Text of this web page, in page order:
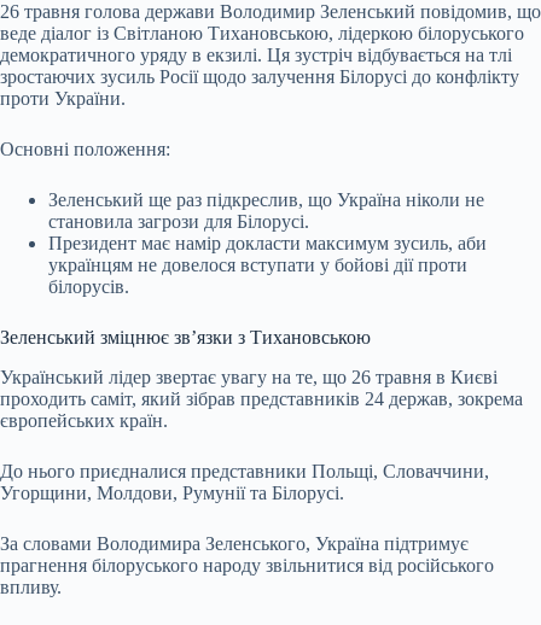
26 травня голова держави Володимир Зеленський повідомив, що
веде діалог із Світланою Тихановською, лідеркою білоруського
демократичного уряду в екзилі. Ця зустріч відбувається на тлі
зростаючих зусиль Росії щодо залучення Білорусі до конфлікту
проти України.
Основні положення:
Зеленський ще раз підкреслив, що Україна ніколи не
становила загрози для Білорусі.
Президент має намір докласти максимум зусиль, аби
українцям не довелося вступати у бойові дії проти
білорусів.
Зеленський зміцнює зв’язки з Тихановською
Український лідер звертає увагу на те, що 26 травня в Києві
проходить саміт, який зібрав представників 24 держав, зокрема
європейських країн.
До нього приєдналися представники Польщі, Словаччини,
Угорщини, Молдови, Румунії та Білорусі.
За словами Володимира Зеленського, Україна підтримує
прагнення білоруського народу звільнитися від російського
впливу.